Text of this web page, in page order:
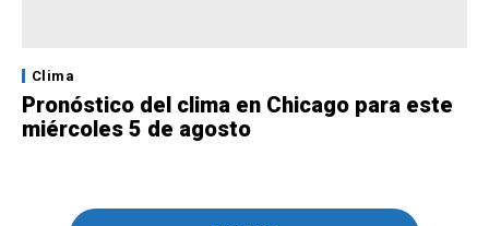
Clima
Pronóstico del clima en Chicago para este
miércoles 5 de agosto